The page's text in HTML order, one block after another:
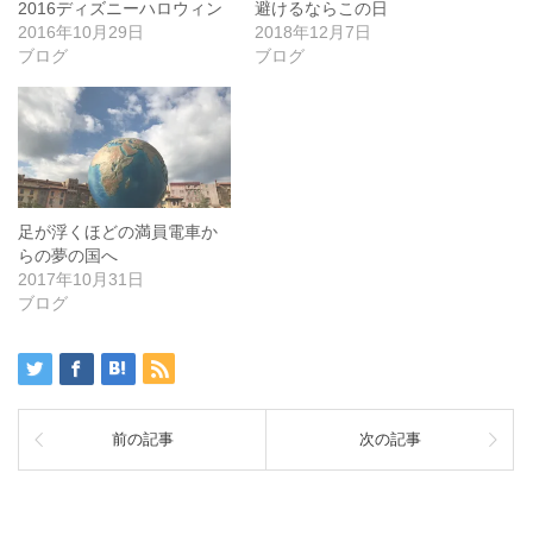
2016ディズニーハロウィン
2016年10月29日
ブログ
避けるならこの日
2018年12月7日
ブログ
足が浮くほどの満員電車か
らの夢の国へ
2017年10月31日
ブログ
前の記事 次の記事